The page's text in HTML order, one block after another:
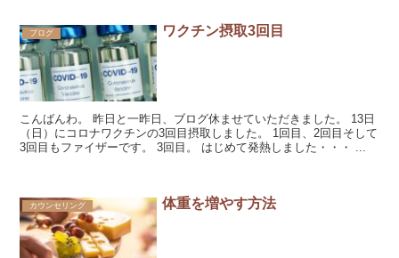
ブログ ワクチン摂取3回目
こんばんわ。 昨日と一昨日、ブログ休ませていただきました。 13日
（日）にコロナワクチンの3回目摂取しました。 1回目、2回目そして
3回目もファイザーです。 3回目。 はじめて発熱しました・・・ ...
カウンセリング 体重を増やす方法